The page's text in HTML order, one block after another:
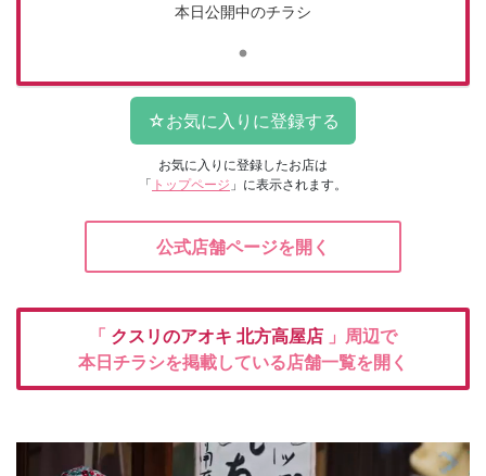
本日公開中のチラシ
お気に入りに登録したお店は
「 トップページ 」に表示されます。
公式店舗ページを開く
「 クスリのアオキ 北方高屋店 」周辺で
本日チラシを掲載している店舗一覧を開く